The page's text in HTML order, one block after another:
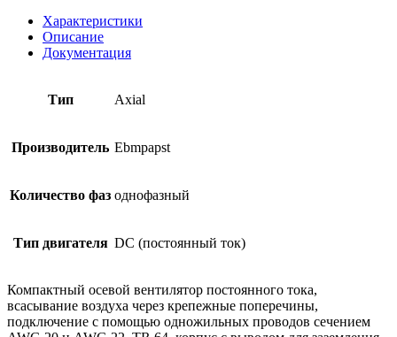
Характеристики
Описание
Документация
Тип Axial
Производитель Ebmpapst
Количество фаз однофазный
Тип двигателя DC (постоянный ток)
Компактный осевой вентилятор постоянного тока,
всасывание воздуха через крепежные поперечины,
подключение с помощью одножильных проводов сечением